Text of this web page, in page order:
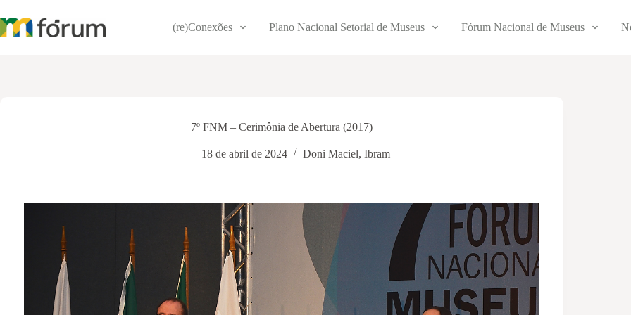
para
o
(re)Conexões Plano Nacional Setorial de Museus Fórum Nacional de Museus
7º FNM – Cerimônia de Abertura (2017)
18 de abril de 2024 Doni Maciel, Ibram